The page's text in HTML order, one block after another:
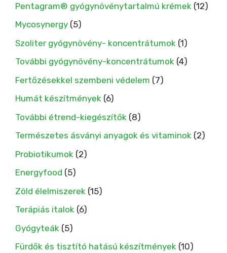
Pentagram® gyógynövénytartalmú krémek (12)
Mycosynergy (5)
Szoliter gyógynövény- koncentrátumok (1)
További gyógynövény-koncentrátumok (4)
Fertőzésekkel szembeni védelem (7)
Humát készítmények (6)
További étrend-kiegészítők (8)
Természetes ásványi anyagok és vitaminok (2)
Probiotikumok (2)
Energyfood (5)
Zöld élelmiszerek (15)
Terápiás italok (6)
Gyógyteák (5)
Fürdők és tisztító hatású készítmények (10)